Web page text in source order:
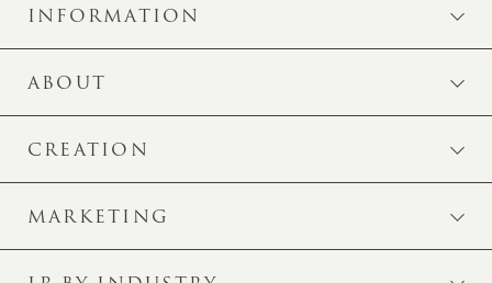
INFORMATION
ABOUT
CREATION
MARKETING